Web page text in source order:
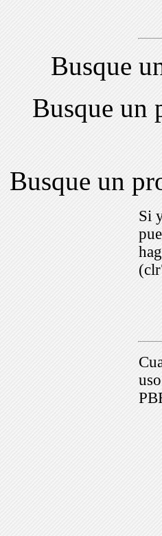
Busque
Busque un
Busque un
Si